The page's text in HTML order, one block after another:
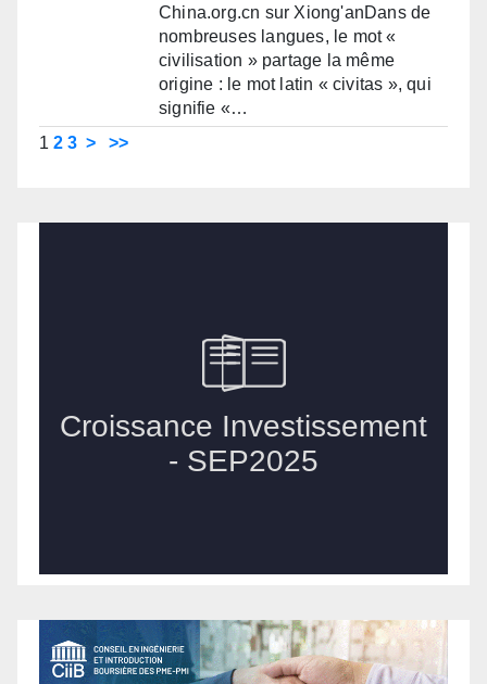
China.org.cn sur Xiong'anDans de
nombreuses langues, le mot «
civilisation » partage la même
origine : le mot latin « civitas », qui
signifie «…
1 2 3 > >>